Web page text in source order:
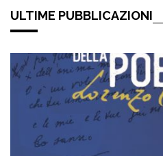
ULTIME PUBBLICAZIONI